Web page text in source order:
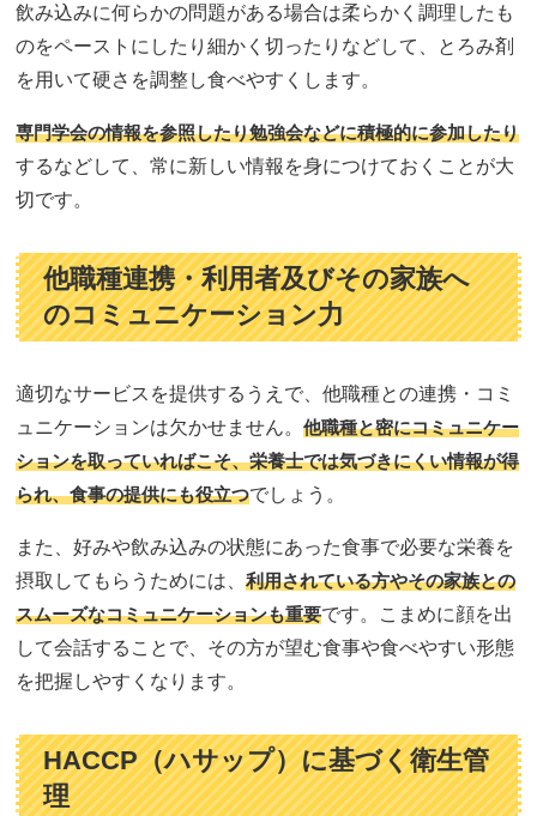
飲み込みに何らかの問題がある場合は柔らかく調理したも
のをペーストにしたり細かく切ったりなどして、とろみ剤
を用いて硬さを調整し食べやすくします。
専門学会の情報を参照したり勉強会などに積極的に参加したり
するなどして、常に新しい情報を身につけておくことが大
切です。
他職種連携・利用者及びその家族へ
のコミュニケーション力
適切なサービスを提供するうえで、他職種との連携・コミ
ュニケーションは欠かせません。他職種と密にコミュニケー
ションを取っていればこそ、栄養士では気づきにくい情報が得
られ、食事の提供にも役立つでしょう。
また、好みや飲み込みの状態にあった食事で必要な栄養を
摂取してもらうためには、利用されている方やその家族との
スムーズなコミュニケーションも重要です。こまめに顔を出
して会話することで、その方が望む食事や食べやすい形態
を把握しやすくなります。
HACCP（ハサップ）に基づく衛生管
理